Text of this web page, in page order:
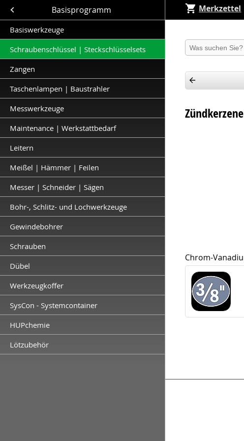
Close submenu (Basisprogramm )
Basisprogramm
Basiswerkzeuge
Schraubenschlüssel | Steckschlüsselsets
Zangen
Taschenlampen | Baustrahler
Messwerkzeuge
Maintenance | Werkstattbedarf
Leitern
Meißel | Hämmer | Feilen
Messer | Schneider | Sägen
Bohr-, Schlitz- und Lochwerkzeuge
Gewindebohrer
Schrauben
Dübel
Werkzeugkoffer
SysCon - Systemcontainer
HUPchemie
Lötzubehör
Merkzettel
Produkt suchen
Chrom-